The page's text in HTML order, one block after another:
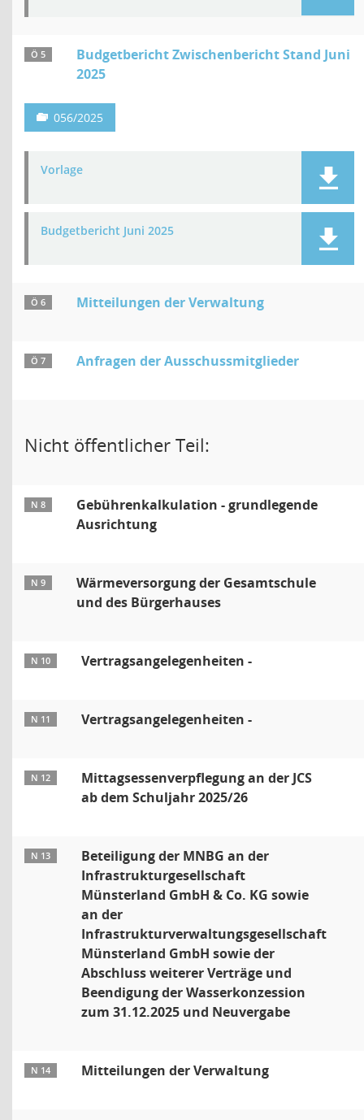
Ö 5
Budgetbericht Zwischenbericht Stand Juni
2025
056/2025
Vorlage
Budgetbericht Juni 2025
Ö 6 Mitteilungen der Verwaltung
Ö 7 Anfragen der Ausschussmitglieder
Nicht öffentlicher Teil:
N 8
Gebührenkalkulation - grundlegende
Ausrichtung
N 9
Wärmeversorgung der Gesamtschule
und des Bürgerhauses
N 10 Vertragsangelegenheiten -
N 11 Vertragsangelegenheiten -
N 12
Mittagsessenverpflegung an der JCS
ab dem Schuljahr 2025/26
N 13
Beteiligung der MNBG an der
Infrastrukturgesellschaft
Münsterland GmbH & Co. KG sowie
an der
Infrastrukturverwaltungsgesellschaft
Münsterland GmbH sowie der
Abschluss weiterer Verträge und
Beendigung der Wasserkonzession
zum 31.12.2025 und Neuvergabe
N 14 Mitteilungen der Verwaltung